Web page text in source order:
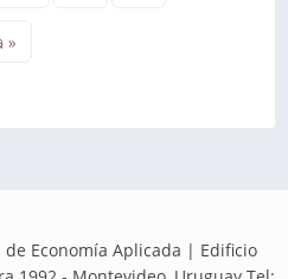
»
Economía Aplicada | Edificio